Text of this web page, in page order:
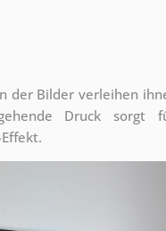
der Bilder verleihen
Druck